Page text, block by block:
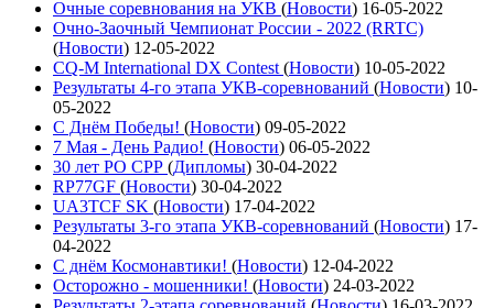
Очные соревнования на УКВ (Новости) 16-05-2022
Очно-Заочный Чемпионат России - 2022 (RRTC)
(Новости) 12-05-2022
CQ-M International DX Contest (Новости) 10-05-2022
Результаты 4-го этапа УКВ-соревнований (Новости) 10-
05-2022
С Днём Победы! (Новости) 09-05-2022
7 Мая - День Радио! (Новости) 06-05-2022
30 лет РО СРР (Дипломы) 30-04-2022
RP77GF (Новости) 30-04-2022
UA3TCF SK (Новости) 17-04-2022
Результаты 3-го этапа УКВ-соревнований (Новости) 17-
04-2022
С днём Космонавтики! (Новости) 12-04-2022
Осторожно - мошенники! (Новости) 24-03-2022